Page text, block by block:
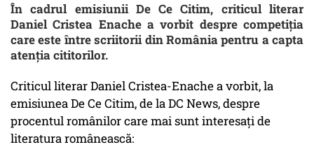
În cadrul emisiunii De Ce Citim, criticul literar
Daniel Cristea Enache a vorbit despre competiția
care este între scriitorii din România pentru a capta
atenţia cititorilor.
Criticul literar Daniel Cristea-Enache a vorbit, la
emisiunea De Ce Citim, de la DC News, despre
procentul românilor care mai sunt interesați de
literatura românească: